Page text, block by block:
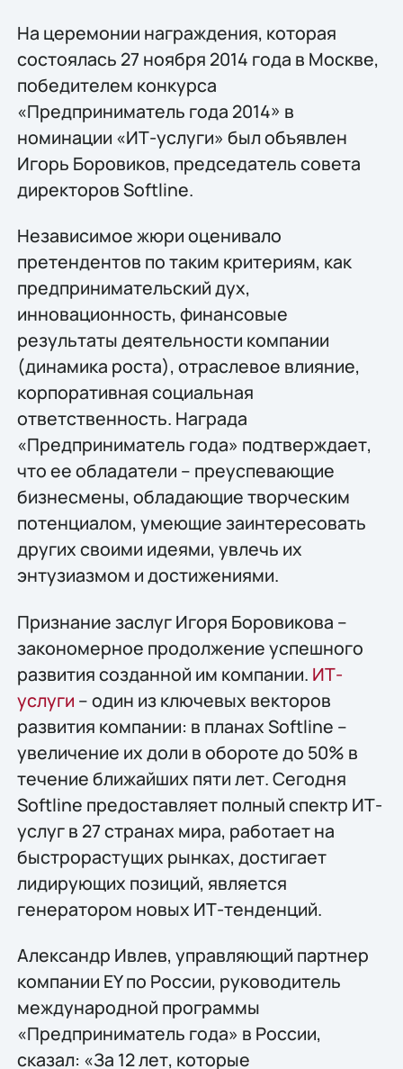
На церемонии награждения, которая
состоялась 27 ноября 2014 года в Москве,
победителем конкурса
«Предприниматель года 2014» в
номинации «ИТ-услуги» был объявлен
Игорь Боровиков, председатель совета
директоров Softline.
Независимое жюри оценивало
претендентов по таким критериям, как
предпринимательский дух,
инновационность, финансовые
результаты деятельности компании
(динамика роста), отраслевое влияние,
корпоративная социальная
ответственность. Награда
«Предприниматель года» подтверждает,
что ее обладатели – преуспевающие
бизнесмены, обладающие творческим
потенциалом, умеющие заинтересовать
других своими идеями, увлечь их
энтузиазмом и достижениями.
Признание заслуг Игоря Боровикова –
закономерное продолжение успешного
развития созданной им компании. ИТ-
услуги – один из ключевых векторов
развития компании: в планах Softline –
увеличение их доли в обороте до 50% в
течение ближайших пяти лет. Сегодня
Softline предоставляет полный спектр ИТ-
услуг в 27 странах мира, работает на
быстрорастущих рынках, достигает
лидирующих позиций, является
генератором новых ИТ-тенденций.
Александр Ивлев, управляющий партнер
компании EY по России, руководитель
международной программы
«Предприниматель года» в России,
сказал: «За 12 лет, которые